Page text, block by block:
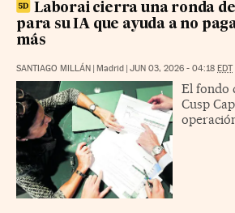
Laborai cierra una ronda de
para su IA que ayuda a no
más
SANTIAGO MILLÁN | Madrid | JUN 03, 2026 - 04:18 EDT
El fondo
Cusp